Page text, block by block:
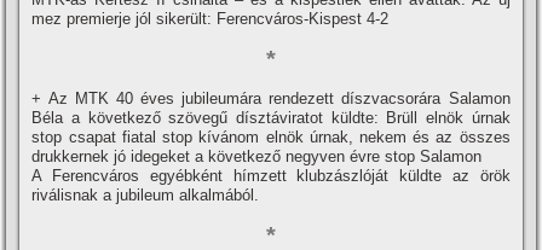
mez premierje jól sikerült: Ferencváros-Kispest 4-2
*
+ Az MTK 40 éves jubileumára rendezett dí­szvacsorára Salamon
Béla a következő szövegű dí­sztáviratot küldte: Brüll elnök úrnak
stop csapat fiatal stop kí­vánom elnök úrnak, nekem és az összes
drukkernek jó idegeket a következő negyven évre stop Salamon
A Ferencváros egyébként hí­mzett klubzászlóját küldte az örök
riválisnak a jubileum alkalmából.
*